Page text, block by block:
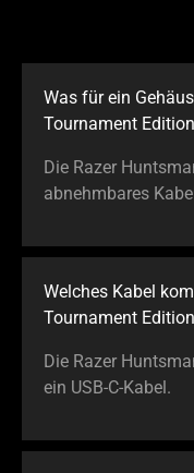
Was für ein
Tournament
Die Razer
abnehmbares
Welches Kabel
Tournament
Die Razer
ein USB-C-Kabel.